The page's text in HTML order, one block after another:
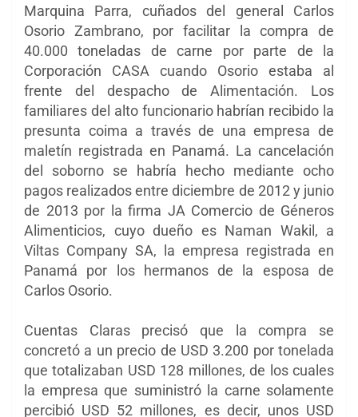
Marquina Parra, cuñados del general Carlos
Osorio Zambrano, por facilitar la compra de
40.000 toneladas de carne por parte de la
Corporación CASA cuando Osorio estaba al
frente del despacho de Alimentación. Los
familiares del alto funcionario habrían recibido la
presunta coima a través de una empresa de
maletín registrada en Panamá. La cancelación
del soborno se habría hecho mediante ocho
pagos realizados entre diciembre de 2012 y junio
de 2013 por la firma JA Comercio de Géneros
Alimenticios, cuyo dueño es Naman Wakil, a
Viltas Company SA, la empresa registrada en
Panamá por los hermanos de la esposa de
Carlos Osorio.
Cuentas Claras precisó que la compra se
concretó a un precio de USD 3.200 por tonelada
que totalizaban USD 128 millones, de los cuales
la empresa que suministró la carne solamente
percibió USD 52 millones, es decir, unos USD